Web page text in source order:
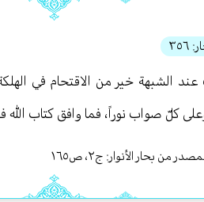
٣٥٦
الشبهة خير من الاقتحام في
كلّ صواب نوراً، فما وافق كتاب الله
من بحار الأنوار: ج٢، ص١٦٥